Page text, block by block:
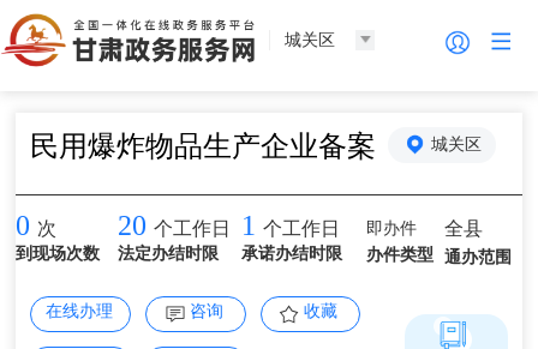
城关区
民用爆炸物品生产企业备案 城关区
0 次
到现场次数
20 个工作日
法定办结时限
1 个工作日
承诺办结时限
即办件
办件类型
全县
通办范围
在线办理 咨询 收藏